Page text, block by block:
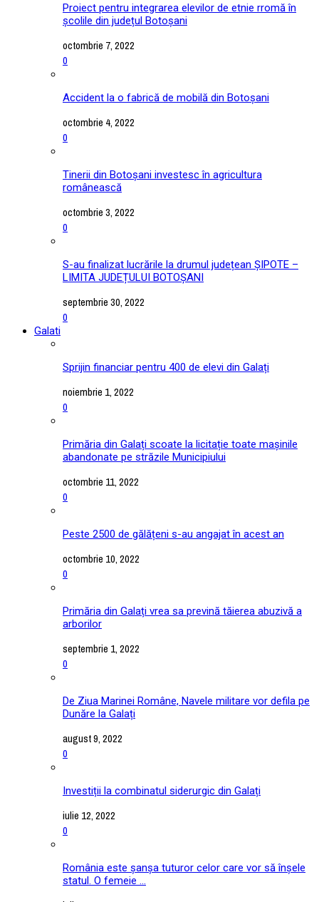
Proiect pentru integrarea elevilor de etnie rromă în
școlile din județul Botoșani
octombrie 7, 2022
0
Accident la o fabrică de mobilă din Botoșani
octombrie 4, 2022
0
Tinerii din Botoșani investesc în agricultura
românească
octombrie 3, 2022
0
S-au finalizat lucrările la drumul județean ȘIPOTE –
LIMITA JUDEȚULUI BOTOȘANI
septembrie 30, 2022
0
Galati
Sprijin financiar pentru 400 de elevi din Galați
noiembrie 1, 2022
0
Primăria din Galați scoate la licitație toate mașinile
abandonate pe străzile Municipiului
octombrie 11, 2022
0
Peste 2500 de gălățeni s-au angajat în acest an
octombrie 10, 2022
0
Primăria din Galați vrea sa prevină tăierea abuzivă a
arborilor
septembrie 1, 2022
0
De Ziua Marinei Române, Navele militare vor defila pe
Dunăre la Galați
august 9, 2022
0
Investiții la combinatul siderurgic din Galați
iulie 12, 2022
0
România este șanșa tuturor celor care vor să înșele
statul. O femeie ...